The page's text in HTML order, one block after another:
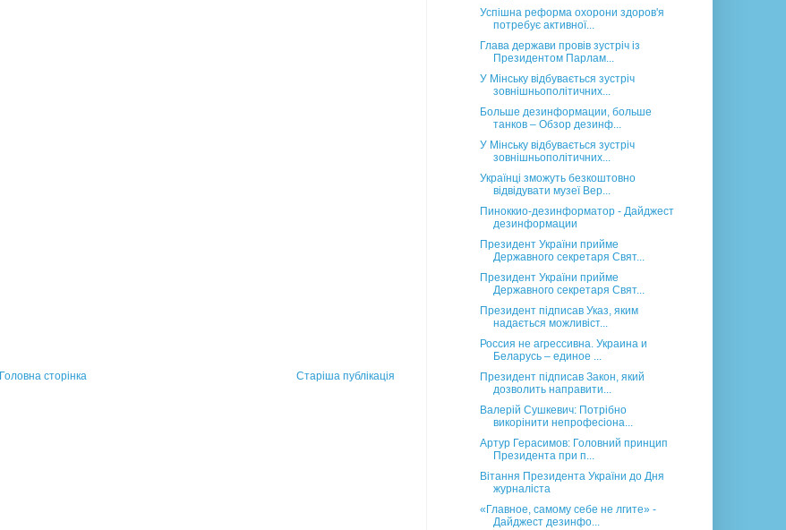
Старіша публікація
Головна сторінка
Успішна реформа охорони здоров'я
потребує активної...
Глава держави провів зустріч із
Президентом Парлам...
У Мінську відбувається зустріч
зовнішньополітичних...
Больше дезинформации, больше
танков – Обзор дезинф...
У Мінську відбувається зустріч
зовнішньополітичних...
Українці зможуть безкоштовно
відвідувати музеї Вер...
Пиноккио-дезинформатор - Дайджест
дезинформации
Президент України прийме
Державного секретаря Свят...
Президент України прийме
Державного секретаря Свят...
Президент підписав Указ, яким
надається можливіст...
Россия не агрессивна. Украина и
Беларусь – единое ...
Президент підписав Закон, який
дозволить направити...
Валерій Сушкевич: Потрібно
викорінити непрофесіона...
Артур Герасимов: Головний принцип
Президента при п...
Вітання Президента України до Дня
журналіста
«Главное, самому себе не лгите» -
Дайджест дезинфо...